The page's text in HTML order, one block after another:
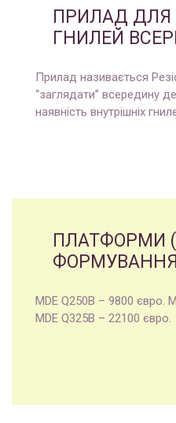
ПРИЛАД ДЛЯ
ГНИЛЕЙ
Прилад називається
“заглядати” всередину
наявність внутрішніх
ПЛАТФОРМИ
MDE Q250B – 9800 євро.
MDE Q325B – 22100 євро.